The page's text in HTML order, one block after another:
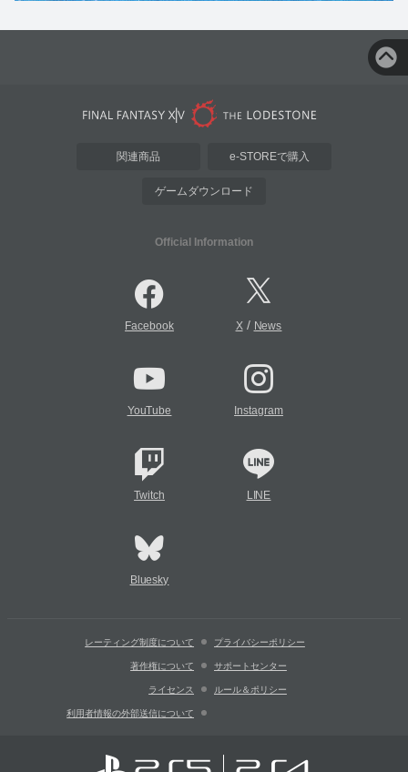
関連商品 e-STOREで購入
ゲームダウンロード
Official Information
Facebook X/ News
YouTube Instagram
Twitch LINE
Bluesky
レーティング制度について プライバシーポリシー
著作権について サポートセンター
ライセンス ルール＆ポリシー
利用者情報の外部送信について